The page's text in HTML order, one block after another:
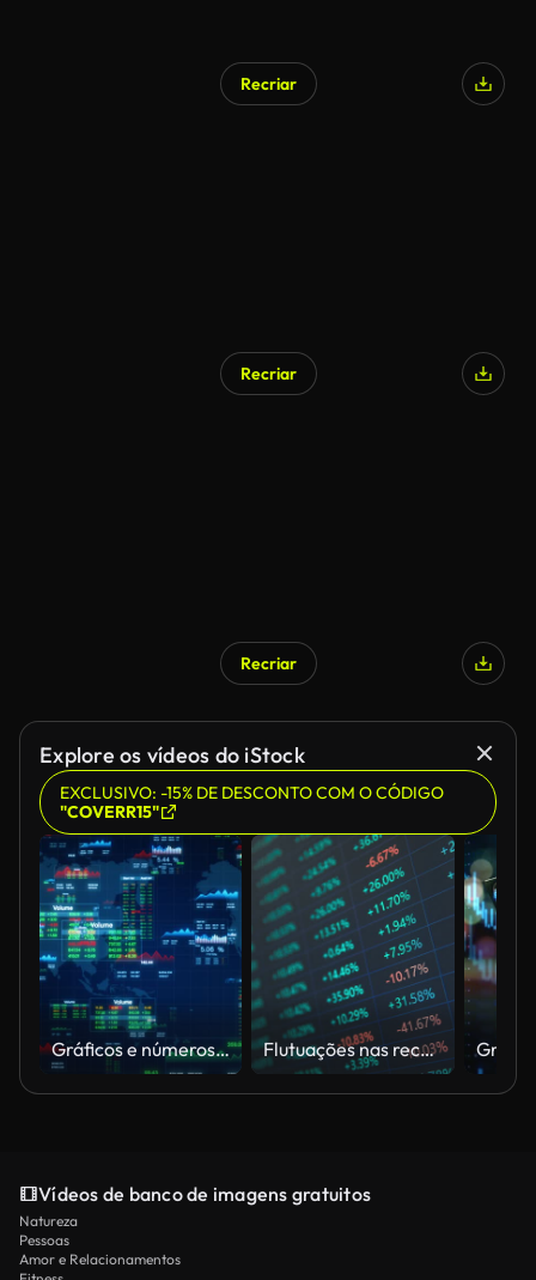
Recriar
Recriar
Recriar
Explore os vídeos do iStock
EXCLUSIVO: -15% DE DESCONTO COM O CÓDIGO
"COVERR15"
Gráficos e números de dados do mercado de ações de negócios, Relatórios de informações para estratégia de negócios para investimento, Exibição de interface gráfica financeira, Análise de dados de tecnologia para pesquisa de marketing on-line. Flutuações nas receitas e despesas nas demonstrações financeiras corporativas, análise de dados de liquidez nas ações e mercados de ações
Vídeos de banco de imagens gratuitos
Natureza
Pessoas
Amor e Relacionamentos